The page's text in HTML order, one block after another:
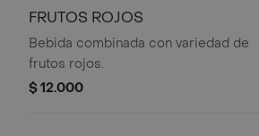
FRUTOS ROJOS
Bebida combinada con variedad de
frutos rojos.
$ 12.000